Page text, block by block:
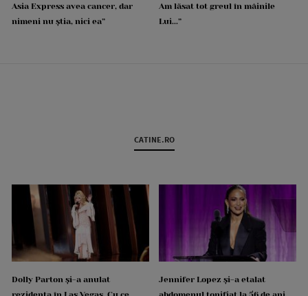
Asia Express avea cancer, dar
nimeni nu știa, nici ea”
Am lăsat tot greul în mâinile
Lui...”
CATINE.RO
Dolly Parton și-a anulat
Jennifer Lopez și-a etalat